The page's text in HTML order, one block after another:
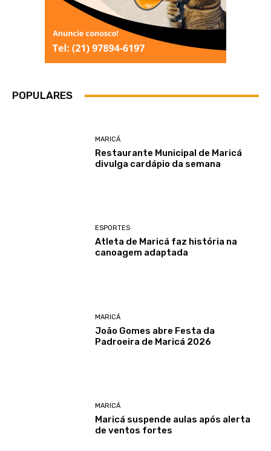
POPULARES
MARICÁ
Restaurante Municipal de Maricá
divulga cardápio da semana
ESPORTES
Atleta de Maricá faz história na
canoagem adaptada
MARICÁ
João Gomes abre Festa da
Padroeira de Maricá 2026
MARICÁ
Maricá suspende aulas após alerta
de ventos fortes